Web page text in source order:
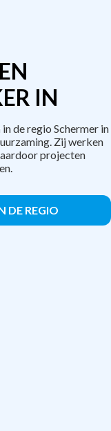
IN
de regio Schermer in
Zij werken
projecten
DE REGIO